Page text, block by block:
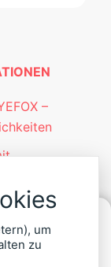
–
um
zu